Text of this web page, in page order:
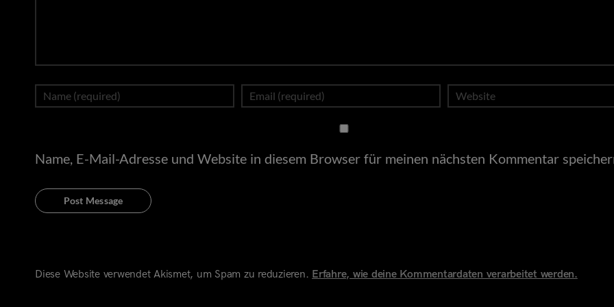
Name, E-Mail-Adresse und Website in diesem Browser für meinen nächsten Kommentar
Diese Website verwendet Akismet, um Spam zu reduzieren. Erfahre, wie deine Kommentardaten verarbeitet werden.